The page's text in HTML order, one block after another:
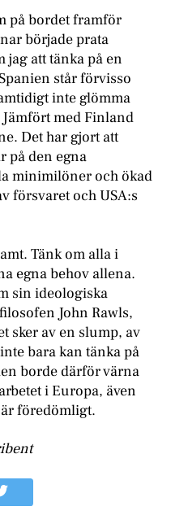
på bordet framför
började prata
jag att tänka på en
står förvisso
inte glömma
med Finland
Det har gjort att
på den egna
minimilöner och ökad
försvaret och USA:s
Tänk om alla i
egna behov allena.
sin ideologiska
John Rawls,
sker av en slump, av
bara kan tänka på
borde därför värna
i Europa, även
föredömligt.